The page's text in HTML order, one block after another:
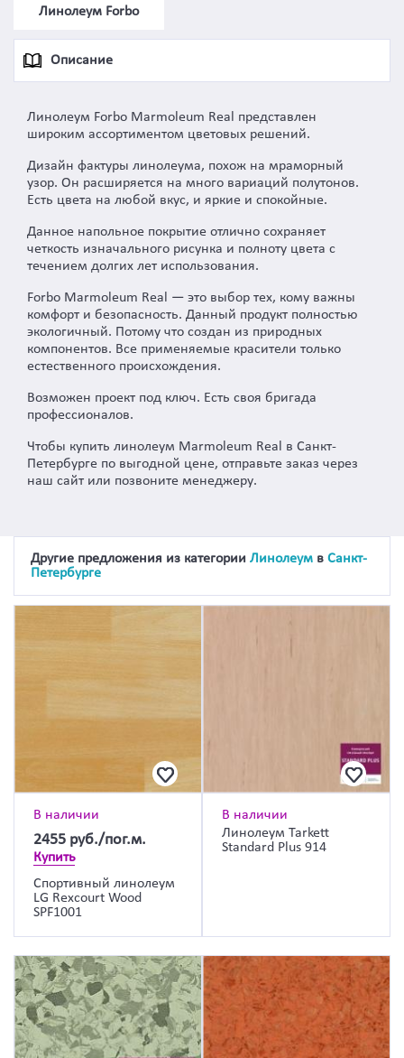
Линолеум Forbo
Описание
Линолеум Forbo Marmoleum Real предcтавлен
широким ассортиментом цветовых решений.
Дизайн фактуры линолеума, похож на мраморный
узор. Он расширяется на много вариаций полутонов.
Есть цвета на любой вкус, и яркие и спокойные.
Данное напольное покрытие отлично сохраняет
четкость изначального рисунка и полноту цвета с
течением долгих лет использования.
Forbo Marmoleum Real — это выбор тех, кому важны
комфорт и безопасность. Данный продукт полностью
экологичный. Потому что создан из природных
компонентов. Все применяемые красители только
естественного происхождения.
Возможен проект под ключ. Есть своя бригада
профессионалов.
Чтобы купить линолеум Marmoleum Real в Санкт-
Петербурге по выгодной цене, отправьте заказ через
наш сайт или позвоните менеджеру.
Другие предложения из категории Линолеум в Санкт-
Петербурге
В наличии
2455 руб./пог.м.
Купить
Спортивный линолеум
LG Rexcourt Wood
SPF1001
В наличии
Линолеум Tarkett
Standard Plus 914